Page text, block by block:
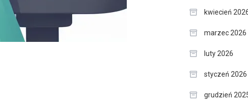
kwiecień
marzec 2026
luty 2026
styczeń 2026
grudzień